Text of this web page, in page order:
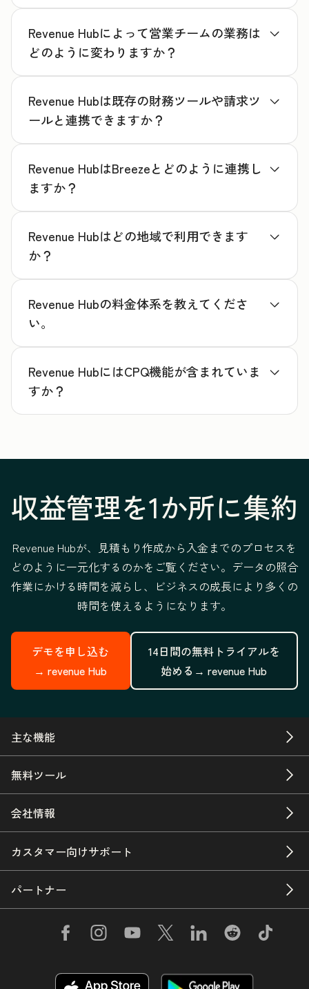
Revenue Hubによって営業チームの業務は
どのように変わりますか？
Revenue Hubは既存の財務ツールや請求ツ
ールと連携できますか？
Revenue HubはBreezeとどのように連携し
ますか？
Revenue Hubはどの地域で利用できます
か？
Revenue Hubの料金体系を教えてくださ
い。
Revenue HubにはCPQ機能が含まれていま
すか？
収益管理を1か所に集約
Revenue Hubが、見積もり作成から入金までのプロセスを
どのように一元化するのかをご覧ください。データの照合
作業にかける時間を減らし、ビジネスの成長により多くの
時間を使えるようになります。
デモを申し込む
→revenue Hub
14日間の無料トライアルを
始める→revenue Hub
主な機能
無料ツール
会社情報
カスタマー向けサポート
パートナー